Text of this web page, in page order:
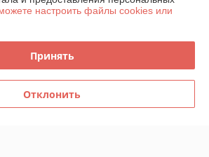
cookies
Deal.by
настроить файлы cookies или
Принять
Отклонить